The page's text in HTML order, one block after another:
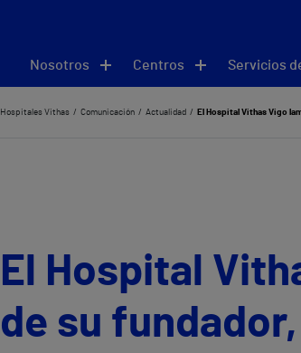
Nosotros Centros Servicios
Hospitales Vithas Comunicación Actualidad El Hospital Vithas Vigo
El Hospital
de su